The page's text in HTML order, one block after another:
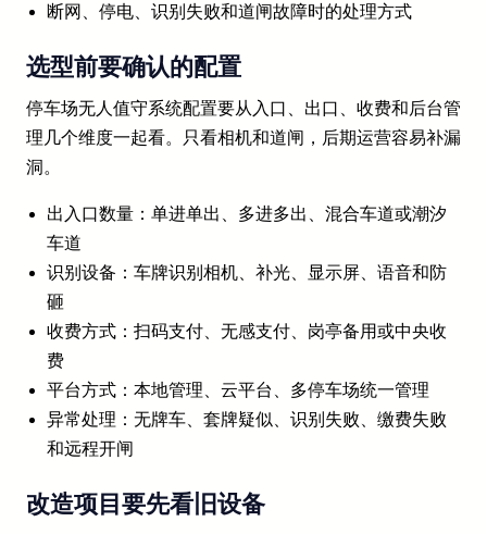
断网、停电、识别失败和道闸故障时的处理方式
选型前要确认的配置
停车场无人值守系统配置要从入口、出口、收费和后台管
理几个维度一起看。只看相机和道闸，后期运营容易补漏
洞。
出入口数量：单进单出、多进多出、混合车道或潮汐
车道
识别设备：车牌识别相机、补光、显示屏、语音和防
砸
收费方式：扫码支付、无感支付、岗亭备用或中央收
费
平台方式：本地管理、云平台、多停车场统一管理
异常处理：无牌车、套牌疑似、识别失败、缴费失败
和远程开闸
改造项目要先看旧设备